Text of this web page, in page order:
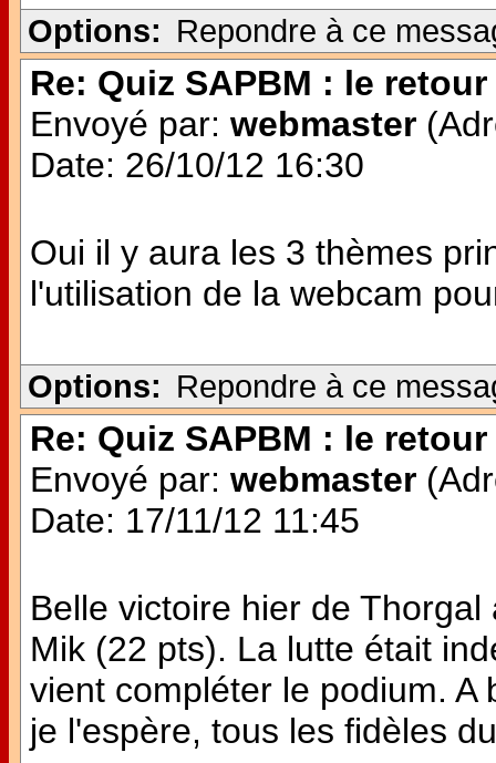
Options: Repondre à ce
Re: Quiz SAPBM : le retour
Envoyé par: webmaster
Date: 26/10/12 16:30
Oui il y aura les 3 thèmes
l'utilisation de la webcam
Options: Repondre à ce
Re: Quiz SAPBM : le retour
Envoyé par: webmaster
Date: 17/11/12 11:45
Belle victoire hier de
Mik (22 pts). La lutte était
vient compléter le podium.
je l'espère, tous les fidèles